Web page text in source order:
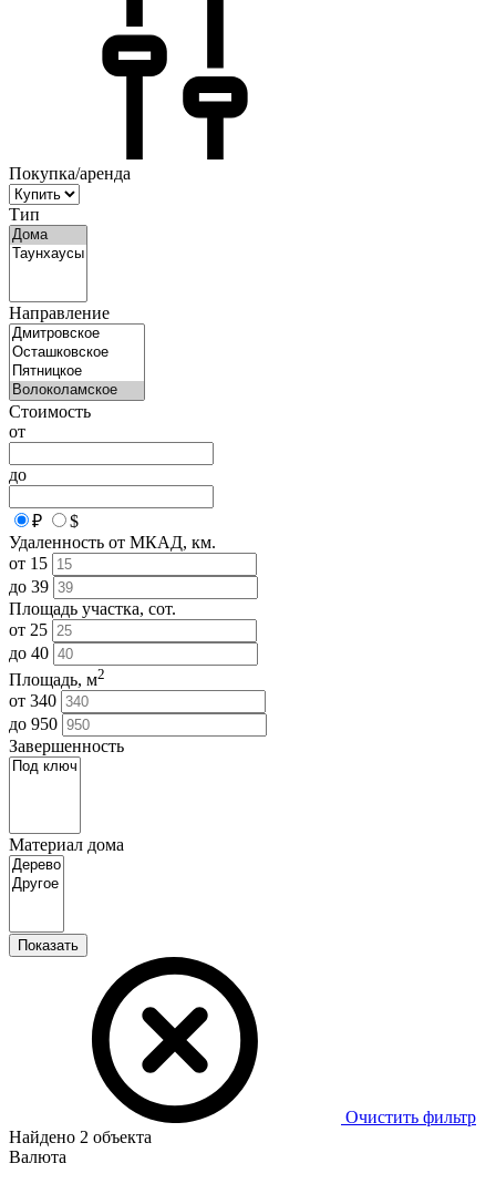
Покупка/аренда
Тип
Направление
Стоимость
от
до
₽
$
Удаленность от МКАД, км.
от 15
до 39
Площадь участка, сот.
от 25
до 40
Площадь, м2
от 340
до 950
Завершенность
Материал дома
Показать
Очистить фильтр
Найдено 2 объекта
Валюта